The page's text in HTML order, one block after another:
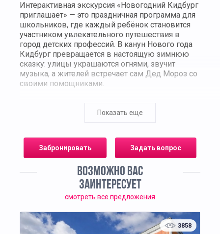
Интерактивная экскурсия «Новогодний Кидбург
приглашает» — это праздничная программа для
школьников, где каждый ребёнок становится
участником увлекательного путешествия в
город детских профессий. В канун Нового года
Кидбург превращается в настоящую зимнюю
сказку: улицы украшаются огнями, звучит
музыка, а жителей встречает сам Дед Мороз со
своими помощниками.
узнают, как работают службы города в
спасателей. Под руководством аниматоров дети
выполнят игровые задания, решат весёлые
Особое внимание уделено новогодним
традициям и символам праздника. Участники
создадут собственные поздравительные
открытки, узнают, как встречают Новый год в
разных странах, и вместе украсят
импровизированную городскую ёлку.
Показать еще
Забронировать Задать вопрос
ВОЗМОЖНО ВАС
ЗАИНТЕРЕСУЕТ
смотреть все предложения
3858